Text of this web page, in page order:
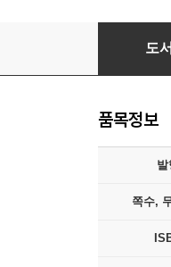
무지개가
도
품목정보
발
쪽수,